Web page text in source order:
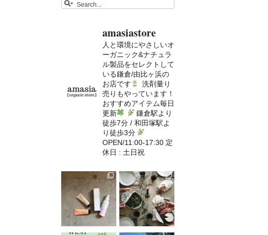
amasiastore
人と環境にやさしいオ
ーガニック&ナチュラ
ル製品をセレクトして
いる鎌倉/由比ヶ浜の
お店です
洗剤量り
売りもやっています！
おすすめアイテム毎日
更新
鎌倉駅より
徒歩7分 / 和田塚駅よ
り徒歩3分
OPEN/11:00-17:30 定
休日 : 土日祝